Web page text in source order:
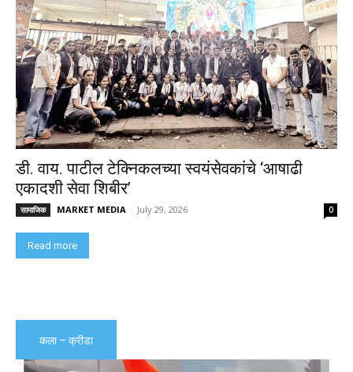
डी. वाय. पाटील टेक्निकलच्या स्वयंसेवकांचे ‘आषाढी
एकादशी सेवा शिबीर’
सामाजिक MARKET MEDIA - July 29, 2026 0
Read more
कला – क्रीडा